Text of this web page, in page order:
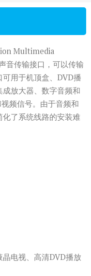
Multimedia
音传输接口，可以传输
用于机顶盒、DVD播
放大器、数字音频和
频信号。由于音频和
了系统线路的安装难
电视、高清DVD播放